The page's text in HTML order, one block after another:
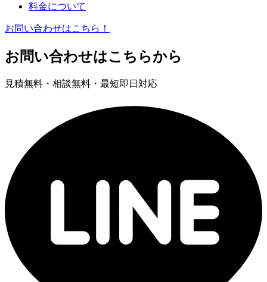
料金について
お問い合わせはこちら！
お問い合わせはこちらから
見積無料・相談無料・最短即日対応